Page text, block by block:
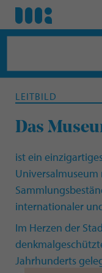
LEITBILD
Das
ist ein
internationaler
Im Herzen der
Jahrhunderts